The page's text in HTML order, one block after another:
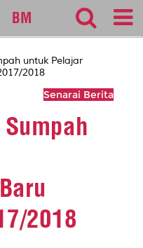
BM
untuk Pelajar
2018
Senarai Berita
2018